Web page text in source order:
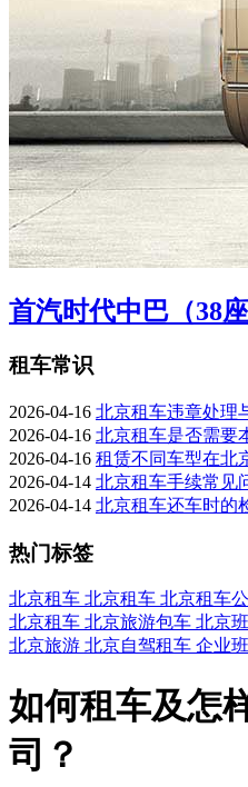
首汽时代中巴（38座
租车常识
2026-04-16 北京租车违章处理
2026-04-16 北京租车是否需要
2026-04-16 租赁不同车型在北
2026-04-14 北京租车手续常见
2026-04-14 北京租车还车时的
热门标签
北京租车 北京租车 北京租车
北京租车 北京旅游包车 北京
北京旅游 北京自驾租车 企业
如何租车及怎
司？